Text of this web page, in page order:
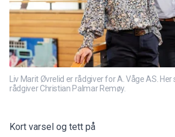
Liv Marit Øvrelid er rådgiver for A. Våge AS.
rådgiver Christian Palmar Remøy.
Kort varsel og tett på